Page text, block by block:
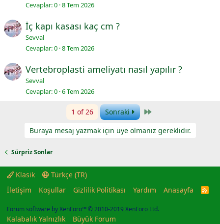
Cevaplar 0 8 Tem 2026
İç kapı kasası kaç cm ?
Sevval
Cevaplar 0 8 Tem 2026
Vertebroplasti ameliyatı nasıl yapılır ?
Sevval
Cevaplar 0 6 Tem 2026
1 of 26 Sonraki Last
Buraya mesaj yazmak için üye olmanız gereklidir.
Sürpriz Sonlar
Klasik
Türkçe (TR)
İletişim
Koşullar Gizlilik Politikası Yardım Anasayfa
R
Forum software by XenForo™© 2010-2019 XenForo Ltd.
Kalabalık Yalnızlık Büyük Forum